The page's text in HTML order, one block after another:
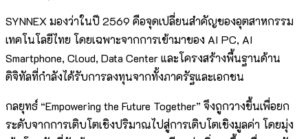
SYNNEX มองว่าในปี 2569 คือจุดเปลี่ยนสำคัญของอุตสาหกรรม
เทคโนโลยีไทย โดยเฉพาะจากการเข้ามาของ AI PC, AI
Smartphone, Cloud, Data Center และโครงสร้างพื้นฐานด้าน
ดิจิทัลที่กำลังได้รับการลงทุนจากทั้งภาครัฐและเอกชน
กลยุทธ์ “Empowering the Future Together” จึงถูกวางขึ้นเพื่อยก
ระดับจากการเติบโตเชิงปริมาณไปสู่การเติบโตเชิงมูลค่า โดยมุ่ง